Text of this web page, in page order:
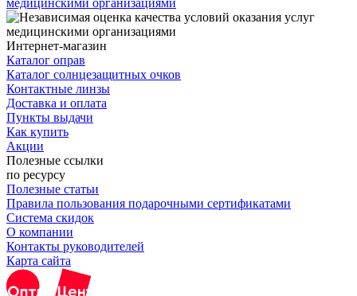
Интернет-магазин
Каталог оправ
Каталог солнцезащитных очков
Контактные линзы
Доставка и оплата
Пункты выдачи
Как купить
Акции
Полезные ссылки
по ресурсу
Полезные статьи
Правила пользования подарочными сертификатами
Система скидок
О компании
Контакты руководителей
Карта сайта